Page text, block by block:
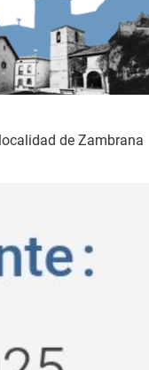
de Zambrana